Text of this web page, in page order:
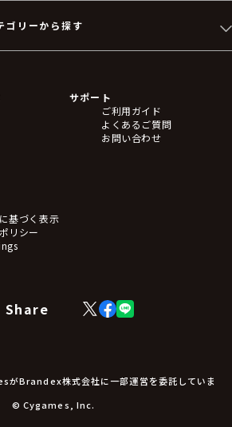
ゴリーから探す
ド
ストラップ
ール・カード
・ポスター
ター
ー
サポート
ご利用ガイド
よくあるご質問
お問い合わせ
基づく表示
リシー
Share
X
(Twitter)
Facebook
LINE
Brandex株式会社に一部運営を委託していま
© Cygames, Inc.